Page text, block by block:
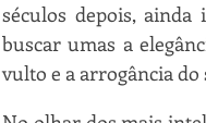
séculos depois, ainda
buscar umas a
vulto e a arrogância do